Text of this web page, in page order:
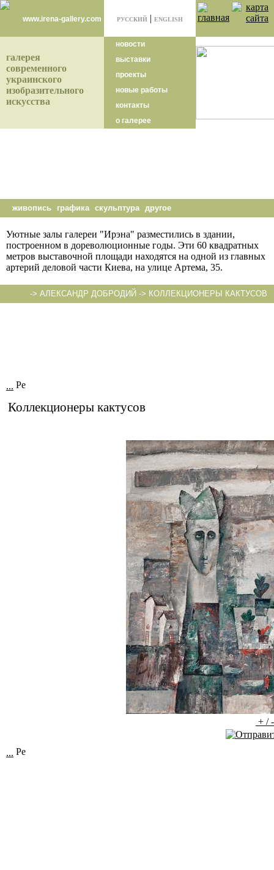
www.irena-gallery.com РУССКИЙ | ENGLISH
галерея
современного
украинского
изобразительного
искусства
новости
выставки
проекты
новые работы
контакты
о галерее
живопись графика скульптура другое
Уютные залы галереи "Ирэна" разместились в здании,
построенном в дореволюционные годы. Эти 60 квадратных
метров выставочной площади находятся на одной из главных
артерий деловой части Киева, на улице Артема, 35.
-> АЛЕКСАНДР ДОБРОДИЙ -> КОЛЛЕКЦИОНЕРЫ КАКТУСОВ
...
Коллекционеры кактусов
+ /
...